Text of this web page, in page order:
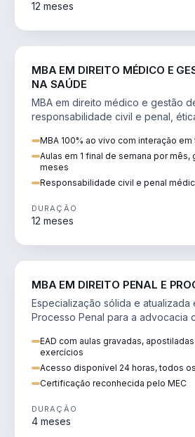
12 meses
MBA EM DIREITO MÉDICO E
NA SAÚDE
MBA em direito médico e gestão
responsabilidade civil e penal,
MBA 100% ao vivo com interação
Aulas em 1 final de semana por mês,
meses
Responsabilidade civil e penal
DURAÇÃO
12 meses
MBA EM DIREITO PENAL E
Especialização sólida e atualizada
Processo Penal para a advocacia
EAD com aulas gravadas,
exercícios
Acesso disponível 24 horas, todos
Certificação reconhecida pelo MEC
DURAÇÃO
4 meses